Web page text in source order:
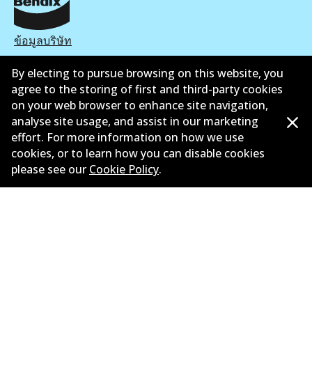
ข้อมูลบริษัท
ซัพพลายเออร์
ติดต่อ
นโยบายความเป็นส่วนตัว
การรับประกัน
ข้อกำหนดและเงื่อนไข
By electing to pursue browsing on this website, you
agree to the storing of first and third-party cookies
on your web browser to enhance site navigation,
analyse site usage, and assist in our marketing
effort. For more information on how we use
cookies, or to learn how you can disable cookies
please see our Cookie Policy.